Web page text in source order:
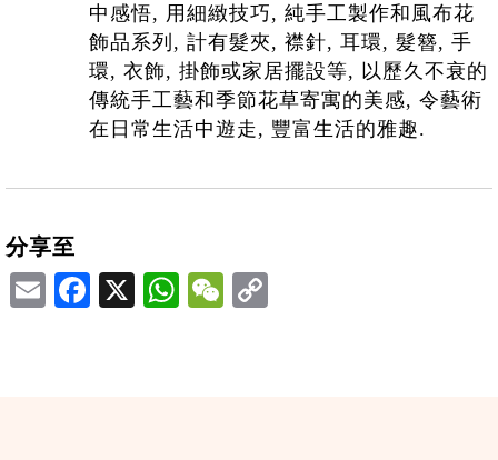
中感悟, 用細緻技巧, 純手工製作和風布花
飾品系列, 計有髮夾, 襟針, 耳環, 髮簪, 手
環, 衣飾, 掛飾或家居擺設等, 以歷久不衰的
傳統手工藝和季節花草寄寓的美感, 令藝術
在日常生活中遊走, 豐富生活的雅趣.
分享至
EmailFacebook
X WhatsApp
WeChat